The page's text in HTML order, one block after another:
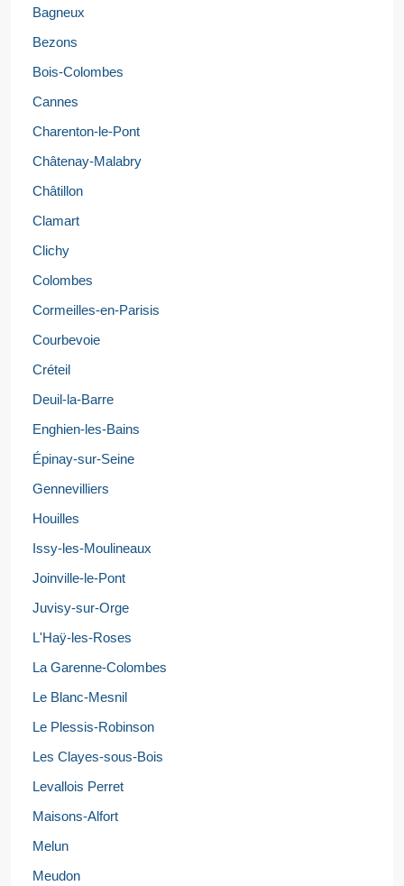
Bagneux
Bezons
Bois-Colombes
Cannes
Charenton-le-Pont
Châtenay-Malabry
Châtillon
Clamart
Clichy
Colombes
Cormeilles-en-Parisis
Courbevoie
Créteil
Deuil-la-Barre
Enghien-les-Bains
Épinay-sur-Seine
Gennevilliers
Houilles
Issy-les-Moulineaux
Joinville-le-Pont
Juvisy-sur-Orge
L'Haÿ-les-Roses
La Garenne-Colombes
Le Blanc-Mesnil
Le Plessis-Robinson
Les Clayes-sous-Bois
Levallois Perret
Maisons-Alfort
Melun
Meudon